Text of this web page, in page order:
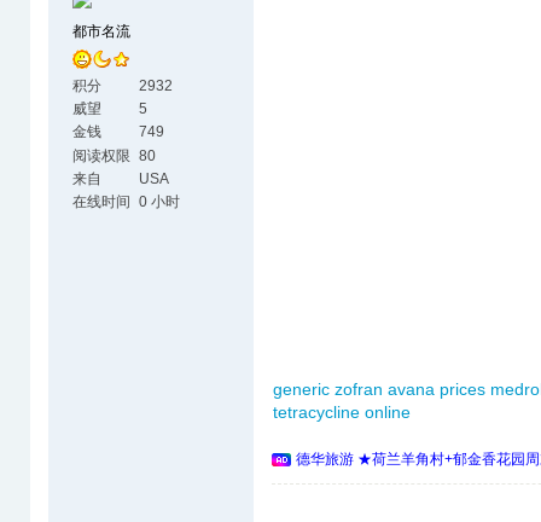
都市名流
积分
2932
威望
5
金钱
749
阅读权限 80
来自
USA
在线时间
0 小时
generic zofran avana prices
tetracycline online
德华旅游 ★荷兰羊角村+郁金香花园